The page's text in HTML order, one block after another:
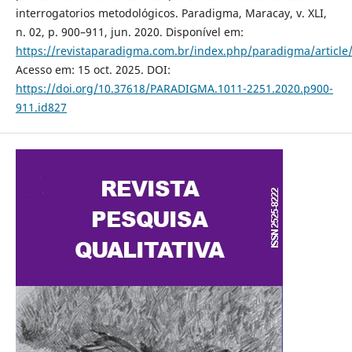
interrogatorios metodológicos. Paradigma, Maracay, v. XLI,
n. 02, p. 900–911, jun. 2020. Disponível em:
https://revistaparadigma.com.br/index.php/paradigma/
Acesso em: 15 oct. 2025. DOI:
https://doi.org/10.37618/PARADIGMA.1011-2251.2020.p900-
911.id827